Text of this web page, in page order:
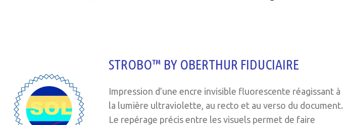
STROBO™ BY OBERTHUR FIDUCIAIRE
Impression d’une encre invisible fluorescente réagissant à
la lumière ultraviolette, au recto et au verso du document.
Le repérage précis entre les visuels permet de faire